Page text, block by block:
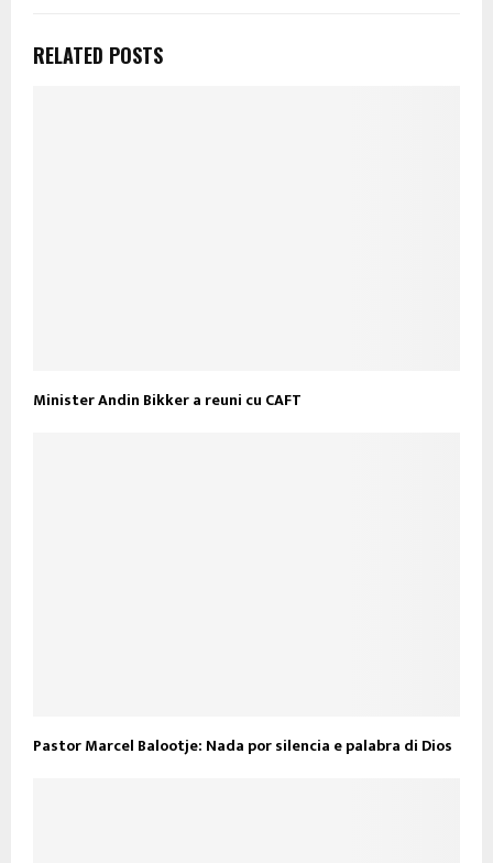
RELATED POSTS
Minister Andin Bikker a reuni cu CAFT
Pastor Marcel Balootje: Nada por silencia e palabra di Dios